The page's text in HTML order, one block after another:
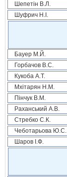
Шепетін В.Л.
Шуфрич Н.І.
Бауер М.Й.
Горбачов В.С.
Кукоба А.Т.
Мхітарян Н.М.
Пінчук В.М.
Раханський А.В.
Стребко С.К.
Чеботарьова Ю.С.
Шаров І.Ф.